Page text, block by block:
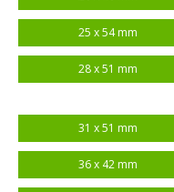
25 x 54 mm
28 x 51 mm
31 x 51 mm
36 x 42 mm